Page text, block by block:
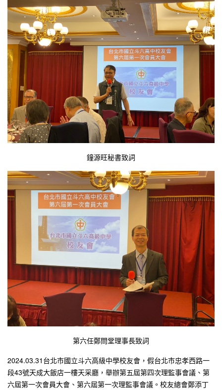
鐘源旺秘書致詞
第六任鄭問堂理事長致詞
2024.03.31台北市國立斗六高級中學校友會，假台北市忠孝西路一
段43號天成大飯店一樓天采廳，舉辦第五屆第四次理監事會議、第
六屆第一次會員大會、第六屆第一次理監事會議。校友總會鄭添丁